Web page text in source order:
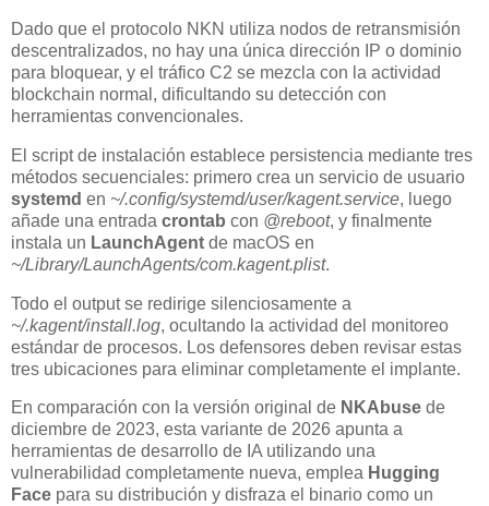
Dado que el protocolo NKN utiliza nodos de retransmisión
descentralizados, no hay una única dirección IP o dominio
para bloquear, y el tráfico C2 se mezcla con la actividad
blockchain normal, dificultando su detección con
herramientas convencionales.
El script de instalación establece persistencia mediante tres
métodos secuenciales: primero crea un servicio de usuario
systemd en ~/.config/systemd/user/kagent.service, luego
añade una entrada crontab con @reboot, y finalmente
instala un LaunchAgent de macOS en
~/Library/LaunchAgents/com.kagent.plist.
Todo el output se redirige silenciosamente a
~/.kagent/install.log, ocultando la actividad del monitoreo
estándar de procesos. Los defensores deben revisar estas
tres ubicaciones para eliminar completamente el implante.
En comparación con la versión original de NKAbuse de
diciembre de 2023, esta variante de 2026 apunta a
herramientas de desarrollo de IA utilizando una
vulnerabilidad completamente nueva, emplea Hugging
Face para su distribución y disfraza el binario como un